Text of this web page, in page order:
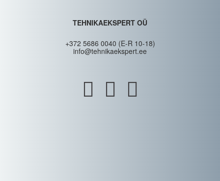
TEHNIKAEKSPERT OÜ
+372 5686 0040 (E-R 10-18)
info@tehnikaekspert.ee